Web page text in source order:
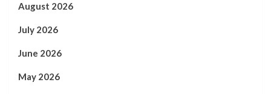
August 2026
July 2026
June 2026
May 2026